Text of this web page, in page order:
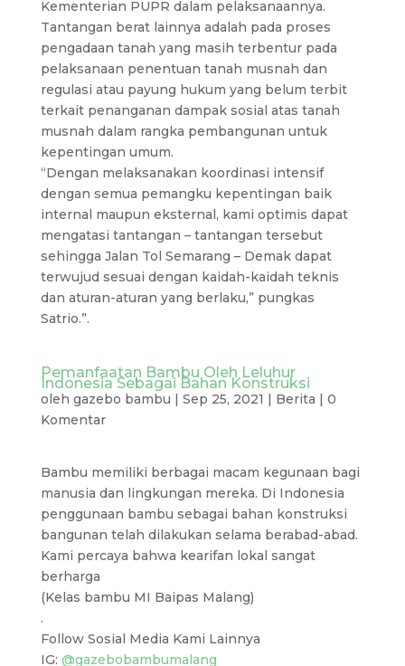
Kementerian PUPR dalam pelaksanaannya.
Tantangan berat lainnya adalah pada proses
pengadaan tanah yang masih terbentur pada
pelaksanaan penentuan tanah musnah dan
regulasi atau payung hukum yang belum terbit
terkait penanganan dampak sosial atas tanah
musnah dalam rangka pembangunan untuk
kepentingan umum.
“Dengan melaksanakan koordinasi intensif
dengan semua pemangku kepentingan baik
internal maupun eksternal, kami optimis dapat
mengatasi tantangan – tantangan tersebut
sehingga Jalan Tol Semarang – Demak dapat
terwujud sesuai dengan kaidah-kaidah teknis
dan aturan-aturan yang berlaku,” pungkas
Satrio.”.
Pemanfaatan Bambu Oleh Leluhur
Indonesia Sebagai Bahan Konstruksi
oleh gazebo bambu | Sep 25, 2021 | Berita | 0
Komentar
Bambu memiliki berbagai macam kegunaan bagi
manusia dan lingkungan mereka. Di Indonesia
penggunaan bambu sebagai bahan konstruksi
bangunan telah dilakukan selama berabad-abad.
Kami percaya bahwa kearifan lokal sangat
berharga
(Kelas bambu MI Baipas Malang)
.
Follow Sosial Media Kami Lainnya
IG: @gazebobambumalang